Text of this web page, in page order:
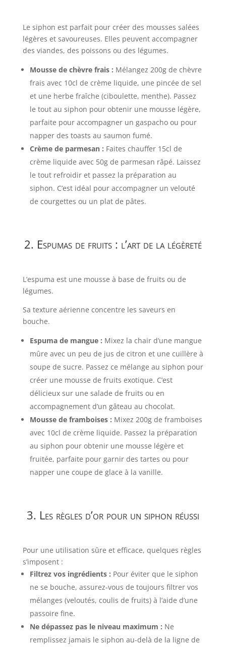
Le siphon est parfait pour créer des mousses salées
légères et savoureuses. Elles peuvent accompagner
des viandes, des poissons ou des légumes.
Mousse de chèvre frais : Mélangez 200g de chèvre
frais avec 10cl de crème liquide, une pincée de sel
et une herbe fraîche (ciboulette, menthe). Passez
le tout au siphon pour obtenir une mousse légère,
parfaite pour accompagner un gaspacho ou pour
napper des toasts au saumon fumé.
Crème de parmesan : Faites chauffer 15cl de
crème liquide avec 50g de parmesan râpé. Laissez
le tout refroidir et passez la préparation au
siphon. C’est idéal pour accompagner un velouté
de courgettes ou un plat de pâtes.
2. Espumas de fruits : l’art de la légèreté
L’espuma est une mousse à base de fruits ou de
légumes.
Sa texture aérienne concentre les saveurs en
bouche.
Espuma de mangue : Mixez la chair d’une mangue
mûre avec un peu de jus de citron et une cuillère à
soupe de sucre. Passez ce mélange au siphon pour
créer une mousse de fruits exotique. C’est
délicieux sur une salade de fruits ou en
accompagnement d’un gâteau au chocolat.
Mousse de framboises : Mixez 200g de framboises
avec 10cl de crème liquide. Passez la préparation
au siphon pour obtenir une mousse légère et
fruitée, parfaite pour garnir des tartes ou pour
napper une coupe de glace à la vanille.
3. Les règles d’or pour un siphon réussi
Pour une utilisation sûre et efficace, quelques règles
s’imposent :
Filtrez vos ingrédients : Pour éviter que le siphon
ne se bouche, assurez-vous de toujours filtrer vos
mélanges (veloutés, coulis de fruits) à l’aide d’une
passoire fine.
Ne dépassez pas le niveau maximum : Ne
remplissez jamais le siphon au-delà de la ligne de